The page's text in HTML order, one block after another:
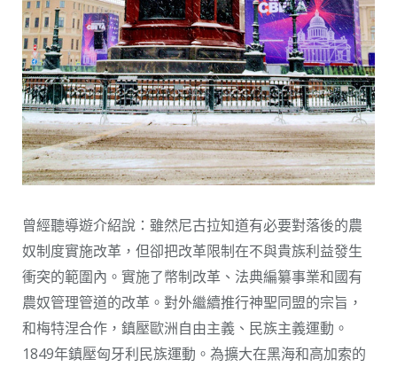
曾經聽導遊介紹說：雖然尼古拉知道有必要對落後的農
奴制度實施改革，但卻把改革限制在不與貴族利益發生
衝突的範圍內。實施了幣制改革、法典編纂事業和國有
農奴管理管道的改革。對外繼續推行神聖同盟的宗旨，
和梅特涅合作，鎮壓歐洲自由主義、民族主義運動。
1849年鎮壓匈牙利民族運動。為擴大在黑海和高加索的